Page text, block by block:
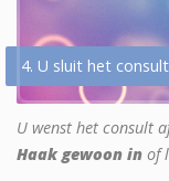
4. U sluit het
U wenst het consult
Haak gewoon in of